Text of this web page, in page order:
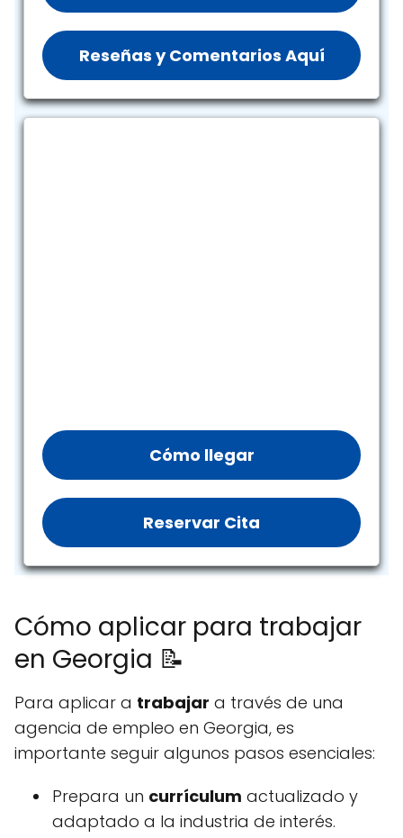
Reseñas y Comentarios Aquí
Cómo llegar
Reservar Cita
Cómo aplicar para trabajar
en Georgia 📝
Para aplicar a trabajar a través de una
agencia de empleo en Georgia, es
importante seguir algunos pasos esenciales:
Prepara un currículum actualizado y
adaptado a la industria de interés.